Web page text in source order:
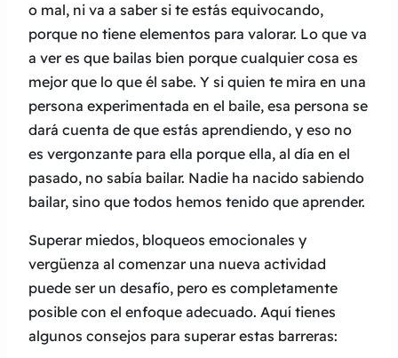
o mal, ni va a saber si te estás equivocando,
porque no tiene elementos para valorar. Lo que va
a ver es que bailas bien porque cualquier cosa es
mejor que lo que él sabe. Y si quien te mira en una
persona experimentada en el baile, esa persona se
dará cuenta de que estás aprendiendo, y eso no
es vergonzante para ella porque ella, al día en el
pasado, no sabía bailar. Nadie ha nacido sabiendo
bailar, sino que todos hemos tenido que aprender.
Superar miedos, bloqueos emocionales y
vergüenza al comenzar una nueva actividad
puede ser un desafío, pero es completamente
posible con el enfoque adecuado. Aquí tienes
algunos consejos para superar estas barreras: